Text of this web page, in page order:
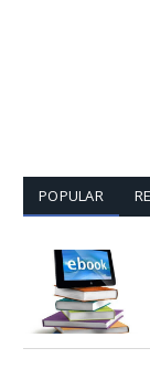
POPULAR